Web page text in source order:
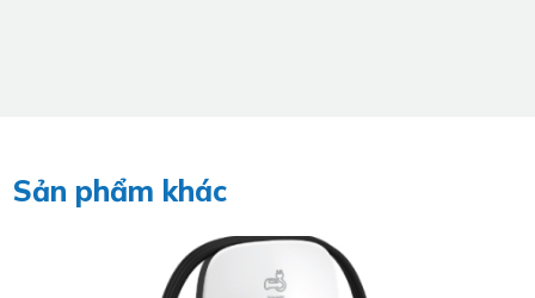
Sản phẩm khác